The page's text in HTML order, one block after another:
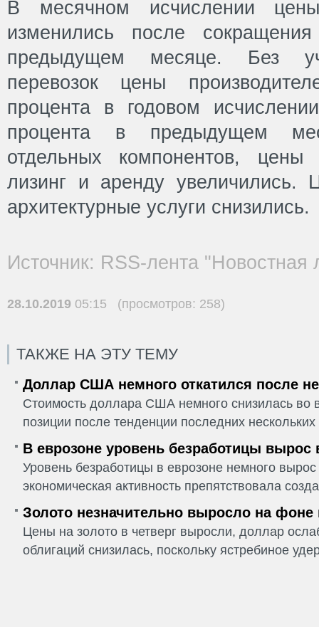
В месячном исчислении
изменились после
предыдущем месяце. Без
перевозок цены
процента в годовом
процента в предыдущем
отдельных компонентов, цены
лизинг и аренду
архитектурные услуги снизились.
Источник: RSS-лента "Новостная
28.10.2019 05:15 (просмотров: 258)
ТАКЖЕ НА ЭТУ ТЕМУ
Доллар США немного откатился после
Стоимость доллара США немного снизилась во
позиции после тенденции последних
В еврозоне уровень безработицы вырос
Уровень безработицы в еврозоне немного
экономическая активность препятствовала
Золото незначительно выросло на фоне
Цены на золото в четверг выросли, доллар
облигаций снизилась, поскольку ястребиное